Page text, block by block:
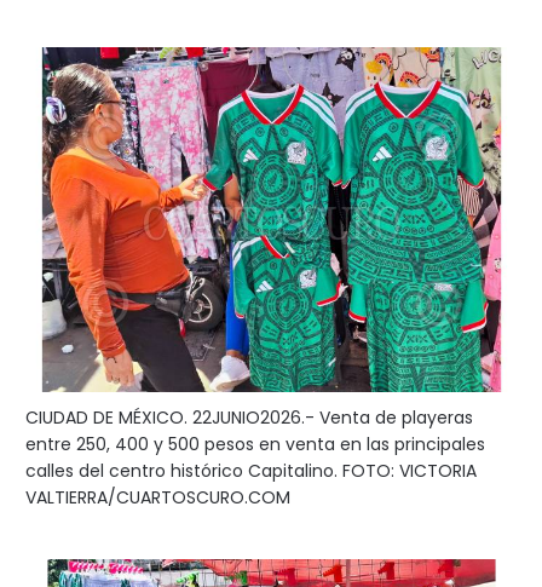
CIUDAD DE MÉXICO. 22JUNIO2026.- Venta de playeras
entre 250, 400 y 500 pesos en venta en las principales
calles del centro histórico Capitalino. FOTO: VICTORIA
VALTIERRA/CUARTOSCURO.COM